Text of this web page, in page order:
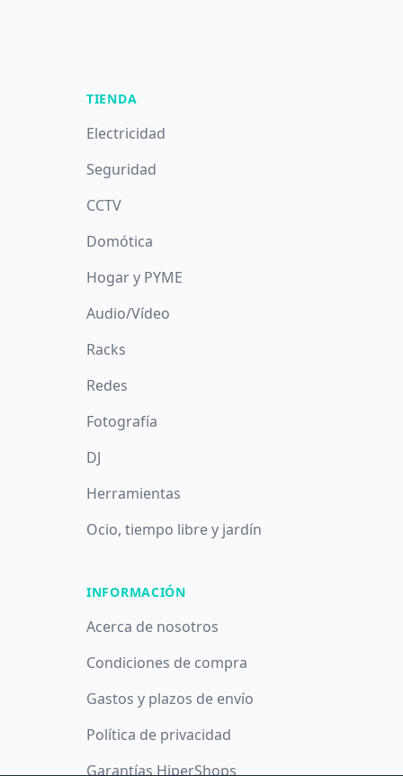
TIENDA
Electricidad
Seguridad
CCTV
Domótica
Hogar y PYME
Audio/Vídeo
Racks
Redes
Fotografía
DJ
Herramientas
Ocio, tiempo libre y jardín
INFORMACIÓN
Acerca de nosotros
Condiciones de compra
Gastos y plazos de envío
Política de privacidad
Garantías HiperShops